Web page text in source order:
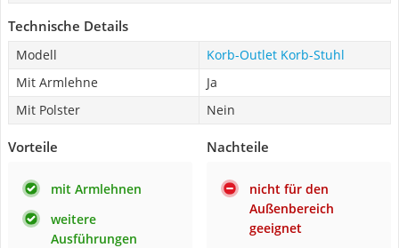
Technische Details
Modell
Korb-Outlet Korb-Stuhl
Mit Armlehne
Ja
Mit Polster
Nein
Vorteile
mit Armlehnen
weitere
Ausführungen
Nachteile
nicht für den
Außenbereich
geeignet